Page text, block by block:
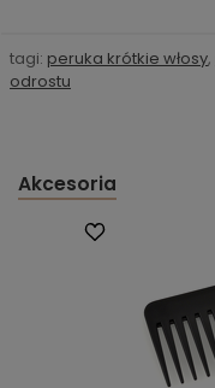
tagi: peruka krótkie włosy,
odrostu
Akcesoria